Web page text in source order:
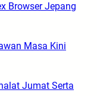
Browser Jepang
Masa Kini
Jumat Serta